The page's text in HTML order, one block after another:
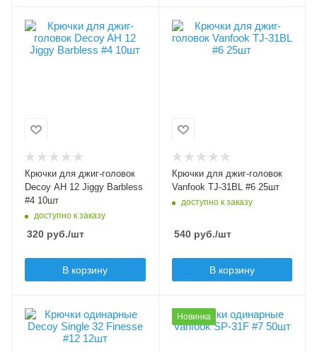
Модель крючков
Decoy AH 12 Jiggy
Barbless
10
черный
Бородка
безбородые
Крючки для джиг-головок
Decoy AH 12 Jiggy Barbless
#4 10шт
доступно к заказу
320 руб./шт
В корзину
Модель крючков
Vanfook TJ-31BL
Цвет крючка
Бородка
безбородые
Крючки для джиг-головок
Vanfook TJ-31BL #6 25шт
доступно к заказу
540руб./шт
В корзину
Модель крючков
Decoy Single 32
Новинка
Модель крючков
Vanfook SP-31F